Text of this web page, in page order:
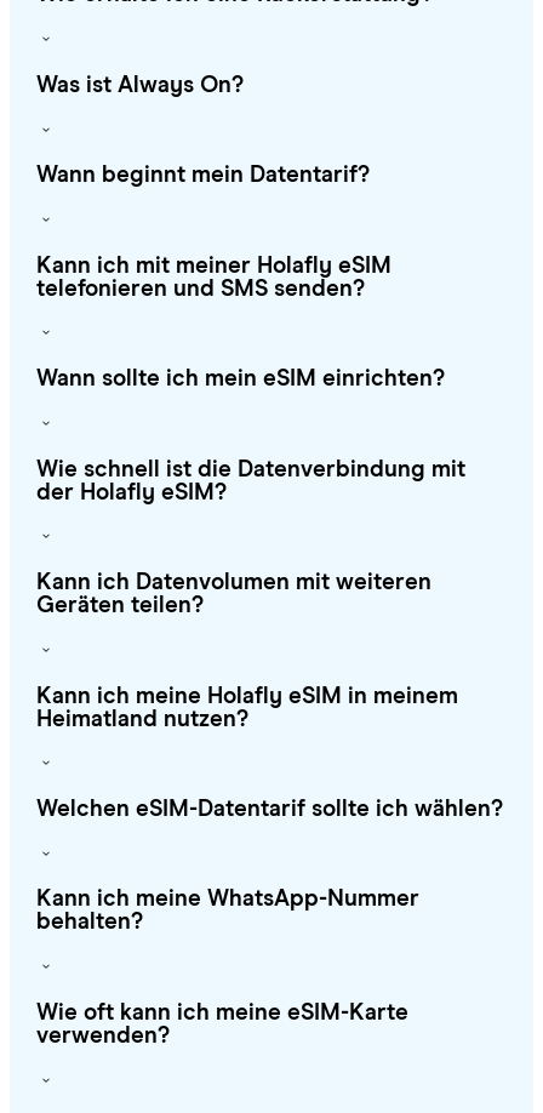
Was ist Always On?
Wann beginnt mein Datentarif?
Kann ich mit meiner Holafly eSIM
telefonieren und SMS senden?
Wann sollte ich mein eSIM einrichten?
Wie schnell ist die Datenverbindung mit
der Holafly eSIM?
Kann ich Datenvolumen mit weiteren
Geräten teilen?
Kann ich meine Holafly eSIM in meinem
Heimatland nutzen?
Welchen eSIM-Datentarif sollte ich wählen?
Kann ich meine WhatsApp-Nummer
behalten?
Wie oft kann ich meine eSIM-Karte
verwenden?